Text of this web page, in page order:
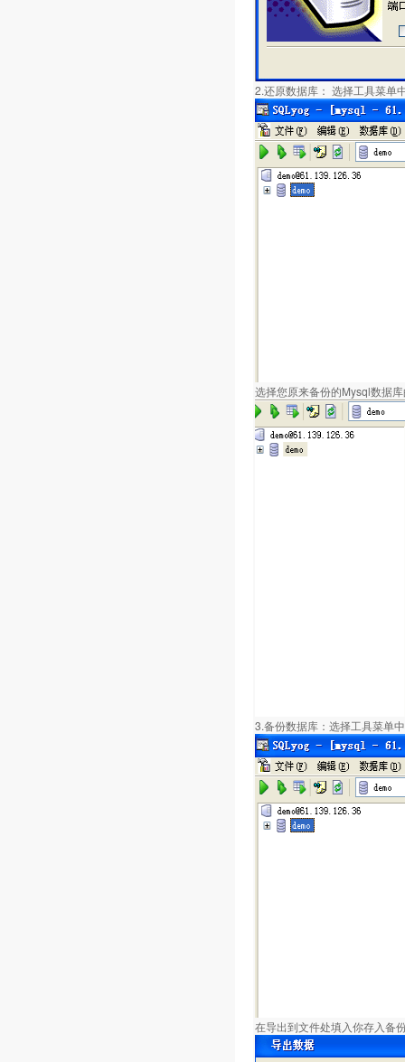
2.还原数据库： 选择工具菜单
选择您原来备份的Mysql数据
3.备份数据库：选择工具菜单
在导出到文件处填入你存入备